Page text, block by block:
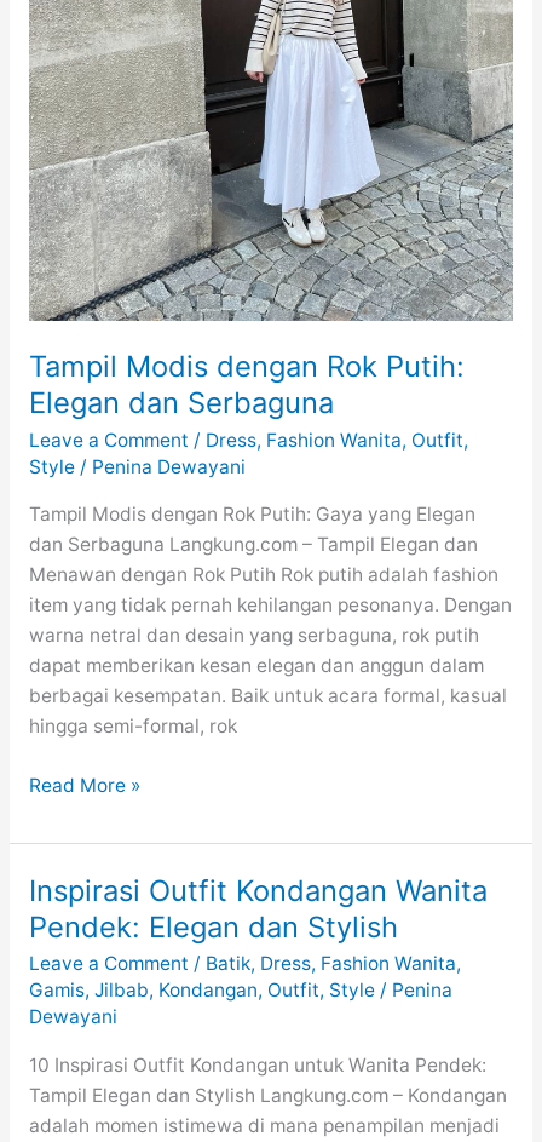
Tampil Modis dengan Rok Putih:
Elegan dan Serbaguna
Leave a Comment / Dress, Fashion Wanita, Outfit,
Style/ Penina Dewayani
Tampil Modis dengan Rok Putih: Gaya yang Elegan
dan Serbaguna Langkung.com – Tampil Elegan dan
Menawan dengan Rok Putih Rok putih adalah fashion
item yang tidak pernah kehilangan pesonanya. Dengan
warna netral dan desain yang serbaguna, rok putih
dapat memberikan kesan elegan dan anggun dalam
berbagai kesempatan. Baik untuk acara formal, kasual
hingga semi-formal, rok
Tampil
dengan
Rok
Putih:
Elegan
dan
Serbaguna
Read More »
Inspirasi Outfit Kondangan Wanita
Pendek: Elegan dan Stylish
Leave a Comment / Batik, Dress, Fashion Wanita,
Gamis, Jilbab, Kondangan, Outfit, Style/ Penina
Dewayani
10 Inspirasi Outfit Kondangan untuk Wanita Pendek:
Tampil Elegan dan Stylish Langkung.com – Kondangan
adalah momen istimewa di mana penampilan menjadi